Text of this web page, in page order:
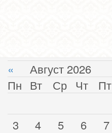
« Август 2026
Пн Вт Ср Чт Пт
3
4 5 6 7